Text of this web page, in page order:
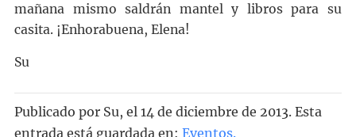
mañana mismo saldrán mantel y libros para su
casita. ¡Enhorabuena, Elena!
Su
Publicado por Su, el 14 de diciembre de 2013. Esta
entrada está guardada en: Eventos.